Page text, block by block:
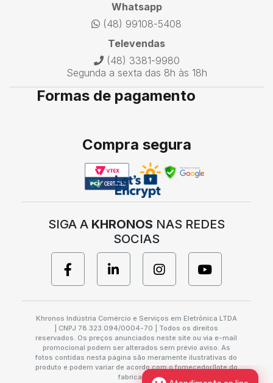
Whatsapp
(48) 99108-5408
Televendas
(48) 3381-9980
Segunda a sexta das 8h às 18h
Formas de pagamento
Compra segura
SIGA A KHRONOS NAS REDES
SOCIAS
Khronos Indústria Comércio e Serviços em Eletrônica LTDA
| CNPJ 78.323.094/0004-70 | Todos os direitos
reservados. Os preços anunciados neste site ou via e-mail
promocional podem ser alterados sem prévio aviso. As
fotos contidas nesta página são meramente ilustrativas do
produto e podem variar de acordo com o fornecedor/lote do
fabricante.